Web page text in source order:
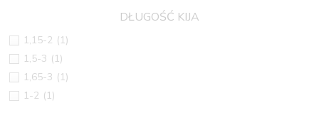
DŁUGOŚĆ KIJA
1,15-2 (1)
1,5-3 (1)
1,65-3 (1)
1-2 (1)